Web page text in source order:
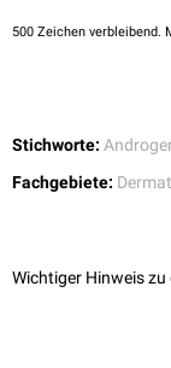
500 Zeichen verbleibend.
Stichworte:
Fachgebiete:
Wichtiger Hinweis zu